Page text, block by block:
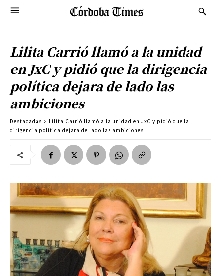
Lilita Carrió llamó a la unidad
en JxC y pidió que la dirigencia
política dejara de lado las
ambiciones
Destacadas
Lilita Carrió llamó a la unidad en JxC y pidió que la
dirigencia política dejara de lado las ambiciones